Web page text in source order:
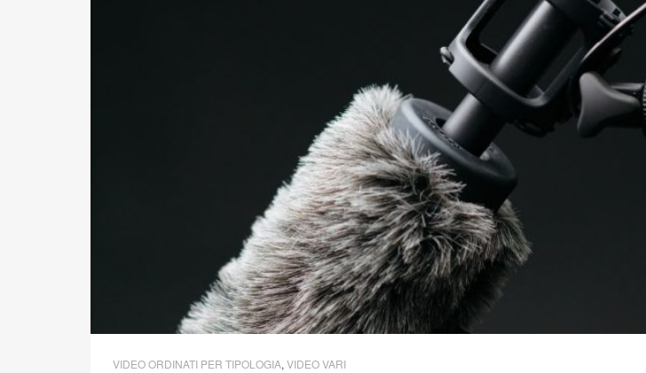
VIDEO ORDINATI PER TIPOLOGIA, VIDEO VARI